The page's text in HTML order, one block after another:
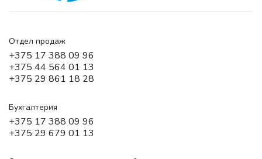
Отдел продаж
+375 17 388 09 96
+375 44 564 01 13
+375 29 861 18 28
Бухгалтерия
+375 17 388 09 96
+375 29 679 01 13